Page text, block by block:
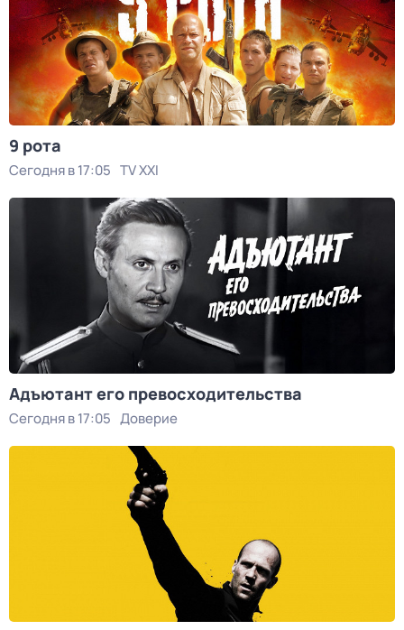
9 рота
Сегодня в 17:05 TV XXI
Адъютант его превосходительства
Сегодня в 17:05 Доверие